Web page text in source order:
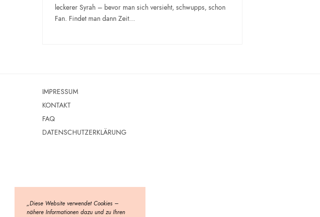
leckerer Syrah – bevor man sich versieht, schwupps, schon
Fan. Findet man dann Zeit…
IMPRESSUM
KONTAKT
FAQ
DATENSCHUTZERKLÄRUNG
„Diese Website verwendet Cookies –
nähere Informationen dazu und zu Ihren